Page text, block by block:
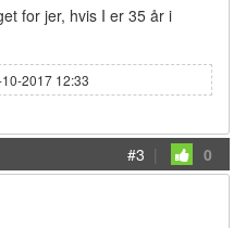
for jer, hvis I er 35 år i
2017 12:33
#3 | 0